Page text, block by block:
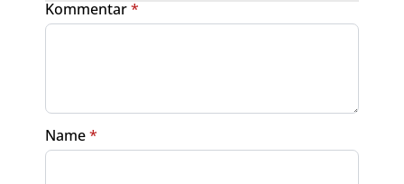
Kommentar*
Name*